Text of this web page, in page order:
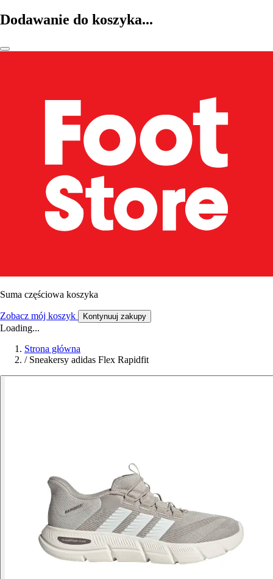
Dodawanie do koszyka...
Suma częściowa koszyka
Zobacz mój koszyk Kontynuuj zakupy
Loading...
Strona główna
/ Sneakersy adidas Flex Rapidfit